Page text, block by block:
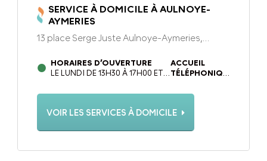
SERVICE À DOMICILE À AULNOYE-
AYMERIES
13 place Serge Juste Aulnoye-Aymeries,
HORAIRES D’OUVERTURE
LE LUNDI DE 13H30 À 17H00 ET
9H00 À 12H30 ET DE 13H30 À
MERCREDI)
ACCUEIL
TÉLÉPHONIQUE
VENDREDI DE
ET DE 13H30 À
VOIR LES SERVICES À DOMICILE